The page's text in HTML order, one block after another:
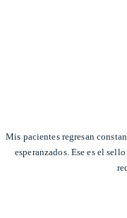
Mis pacientes regresan
esperanzados. Ese es el